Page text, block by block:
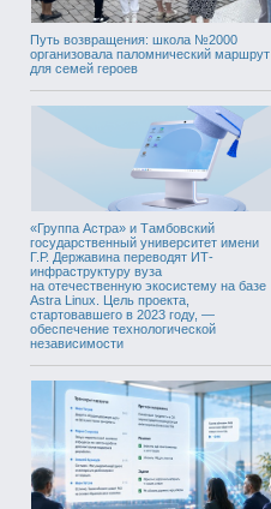
Путь возвращения: школа №2000
организовала паломнический маршрут
для семей героев
«Группа Астра» и Тамбовский
государственный университет имени
Г.Р. Державина переводят ИТ-
инфраструктуру вуза
на отечественную экосистему на базе
Astra Linux. Цель проекта,
стартовавшего в 2023 году, —
обеспечение технологической
независимости